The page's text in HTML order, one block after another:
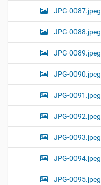
JPG-0087.jpeg
JPG-0088.jpeg
JPG-0089.jpeg
JPG-0090.jpeg
JPG-0091.jpeg
JPG-0092.jpeg
JPG-0093.jpeg
JPG-0094.jpeg
JPG-0095.jpeg